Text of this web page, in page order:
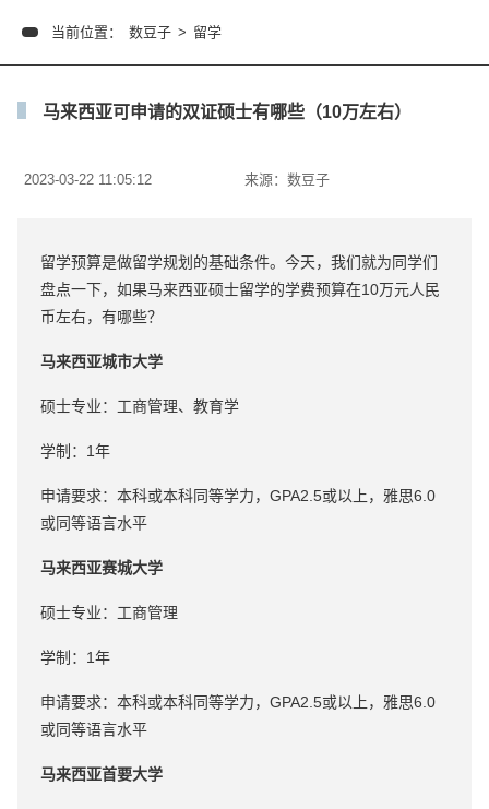
当前位置： 数豆子 > 留学
马来西亚可申请的双证硕士有哪些（10万左右）
2023-03-22 11:05:12 来源： 数豆子
留学预算是做留学规划的基础条件。今天，我们就为同学们
盘点一下，如果马来西亚硕士留学的学费预算在10万元人民
币左右，有哪些？
马来西亚城市大学
硕士专业：工商管理、教育学
学制：1年
申请要求：本科或本科同等学力，GPA2.5或以上，雅思6.0
或同等语言水平
马来西亚赛城大学
硕士专业：工商管理
学制：1年
申请要求：本科或本科同等学力，GPA2.5或以上，雅思6.0
或同等语言水平
马来西亚首要大学